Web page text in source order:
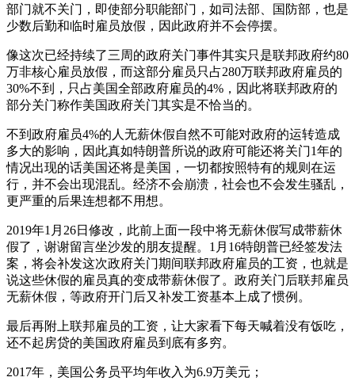
部门就不关门，即使部分职能部门，如司法部、国防部，也是
少数后勤和临时雇员放假，因此政府并不会停摆。
像这次已经持续了三周的政府关门事件其实只是联邦政府约80
万非核心雇员放假，而这部分雇员只占280万联邦政府雇员的
30%不到，只占美国全部政府雇员的4%，因此将联邦政府的
部分关门称作美国政府关门其实是不恰当的。
不到政府雇员4%的人无薪休假自然不可能对政府的运转造成
多大的影响，因此真如特朗普所说的政府可能还将关门1年的
情况出现的话美国还将是美国，一切都按照特有的规则在运
行，并不会出现混乱。经济不会崩溃，社会也不会发生骚乱，
更严重的后果连想都不用想。
2019年1月26日修改，此前上面一段中将无薪休假写成带薪休
假了，谢谢留言坐沙发的朋友提醒。1月16特朗普已经签发法
案，将会补发这次政府关门期间联邦政府雇员的工资，也就是
说这些休假的雇员真的变成带薪休假了。政府关门后联邦雇员
无薪休假，等政府开门后又补发工资基本上成了惯例。
最后再附上联邦雇员的工资，让大家看下每天喊着没有饭吃，
还不起房贷的美国政府雇员到底有多穷。
2017年，美国公务员平均年收入为6.9万美元；